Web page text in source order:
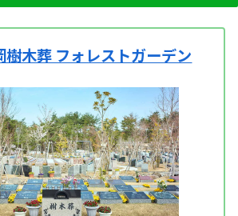
樹木葬 フォレストガーデン